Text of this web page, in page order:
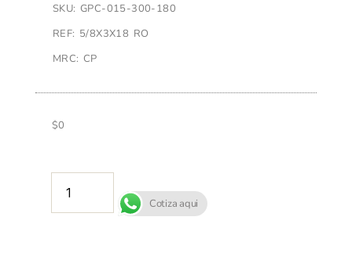
SKU: GPC-015-300-180
REF: 5/8X3X18 RO
MRC: CP
$0
Cotiza aqui